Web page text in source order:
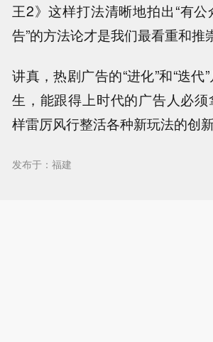
王2》这样打法清晰地拍出“有
告”的方法论才是我们最看重和推
讲真，热剧广告的“进化”和“迭代
生，能跟得上时代的广告人必
样雷厉风行整活各种新玩法的创新
发布于：福建